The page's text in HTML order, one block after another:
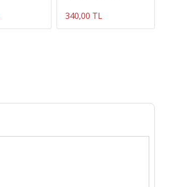
340,00 TL